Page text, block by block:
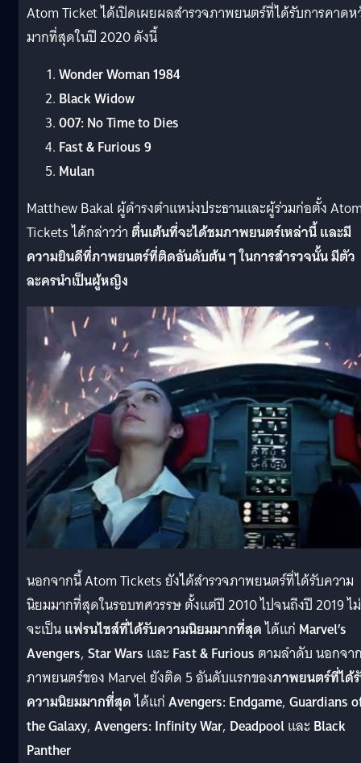
Atom Ticket ได้เปิดเผยผลสำรวจภาพยนตร์ที่ได้รับการคาดห
มากที่สุดในปี 2020 ดังนี้
Wonder Woman 1984
Black Widow
007: No Time to Dies
Fast & Furious 9
Mulan
Matthew Bakal ผู้ดำรงตำแหน่งประธานและผู้ร่วมก่อตั้ง
Tickets ได้กล่าวว่า ตื่นเต้นที่จะได้ชมภาพยนตร์เหล่านี้ และมี
ความยินดีที่ภาพยนตร์ที่ติดอันดับต้น ๆ ในการสำรวจนั้น มีตัว
ละครนำเป็นผู้หญิง
นอกจากนี้ Atom Tickets ยังได้สำรวจภาพยนตร์ที่ได้รับความ
นิยมมากที่สุดในรอบทศวรรษ ตั้งแต่ปี 2010 ไปจนถึงปี 2019 ไ
จะเป็นแฟรนไชส์ที่ได้รับความนิยมมากที่สุดได้แก่ Marvel’s
Avengers, Star Wars และFast & Furious ตามลำดับ นอกจา
ภาพยนตร์ของ Marvel ยังติด 5 อันดับแรกของภาพยนตร์ที่ได้
ความนิยมมากที่สุดได้แก่Avengers: Endgame, Guardians
the Galaxy, Avengers: Infinity War, DeadpoolและBlack
Panther